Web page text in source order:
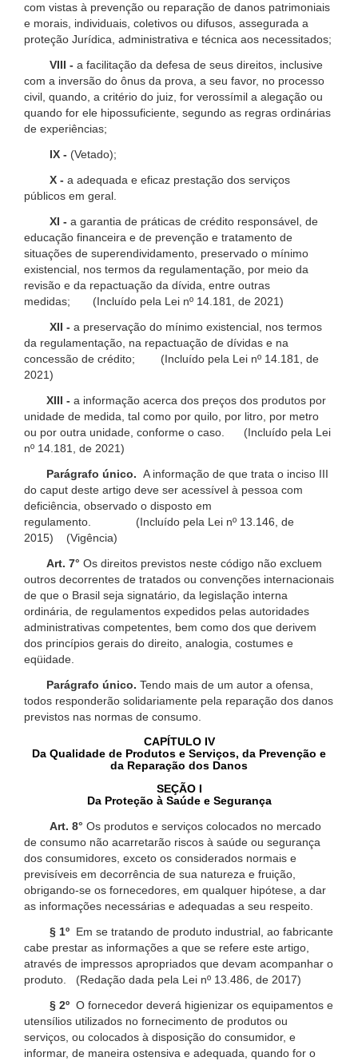
com vistas à prevenção ou reparação de danos patrimoniais
e morais, individuais, coletivos ou difusos, assegurada a
proteção Jurídica, administrativa e técnica aos necessitados;
VIII - a facilitação da defesa de seus direitos, inclusive
com a inversão do ônus da prova, a seu favor, no processo
civil, quando, a critério do juiz, for verossímil a alegação ou
quando for ele hipossuficiente, segundo as regras ordinárias
de experiências;
IX - (Vetado);
X - a adequada e eficaz prestação dos serviços
públicos em geral.
XI - a garantia de práticas de crédito responsável, de
educação financeira e de prevenção e tratamento de
situações de superendividamento, preservado o mínimo
existencial, nos termos da regulamentação, por meio da
revisão e da repactuação da dívida, entre outras
medidas; (Incluído pela Lei nº 14.181, de 2021)
XII - a preservação do mínimo existencial, nos termos
da regulamentação, na repactuação de dívidas e na
concessão de crédito; (Incluído pela Lei nº 14.181, de
2021)
XIII - a informação acerca dos preços dos produtos por
unidade de medida, tal como por quilo, por litro, por metro
ou por outra unidade, conforme o caso. (Incluído pela Lei
nº 14.181, de 2021)
Parágrafo único. A informação de que trata o inciso III
do caput deste artigo deve ser acessível à pessoa com
deficiência, observado o disposto em
regulamento. (Incluído pela Lei nº 13.146, de
2015) (Vigência)
Art. 7° Os direitos previstos neste código não excluem
outros decorrentes de tratados ou convenções internacionais
de que o Brasil seja signatário, da legislação interna
ordinária, de regulamentos expedidos pelas autoridades
administrativas competentes, bem como dos que derivem
dos princípios gerais do direito, analogia, costumes e
eqüidade.
Parágrafo único. Tendo mais de um autor a ofensa,
todos responderão solidariamente pela reparação dos danos
previstos nas normas de consumo.
CAPÍTULO IV
Da Qualidade de Produtos e Serviços, da Prevenção e
da Reparação dos Danos
SEÇÃO I
Da Proteção à Saúde e Segurança
Art. 8° Os produtos e serviços colocados no mercado
de consumo não acarretarão riscos à saúde ou segurança
dos consumidores, exceto os considerados normais e
previsíveis em decorrência de sua natureza e fruição,
obrigando-se os fornecedores, em qualquer hipótese, a dar
as informações necessárias e adequadas a seu respeito.
§ 1º Em se tratando de produto industrial, ao fabricante
cabe prestar as informações a que se refere este artigo,
através de impressos apropriados que devam acompanhar o
produto. (Redação dada pela Lei nº 13.486, de 2017)
§ 2º O fornecedor deverá higienizar os equipamentos e
utensílios utilizados no fornecimento de produtos ou
serviços, ou colocados à disposição do consumidor, e
informar, de maneira ostensiva e adequada, quando for o